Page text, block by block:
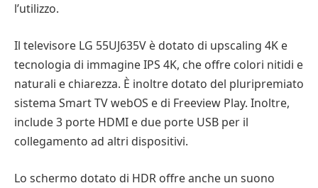
l’utilizzo.
Il televisore LG 55UJ635V è dotato di upscaling 4K e
tecnologia di immagine IPS 4K, che offre colori nitidi e
naturali e chiarezza. È inoltre dotato del pluripremiato
sistema Smart TV webOS e di Freeview Play. Inoltre,
include 3 porte HDMI e due porte USB per il
collegamento ad altri dispositivi.
Lo schermo dotato di HDR offre anche un suono